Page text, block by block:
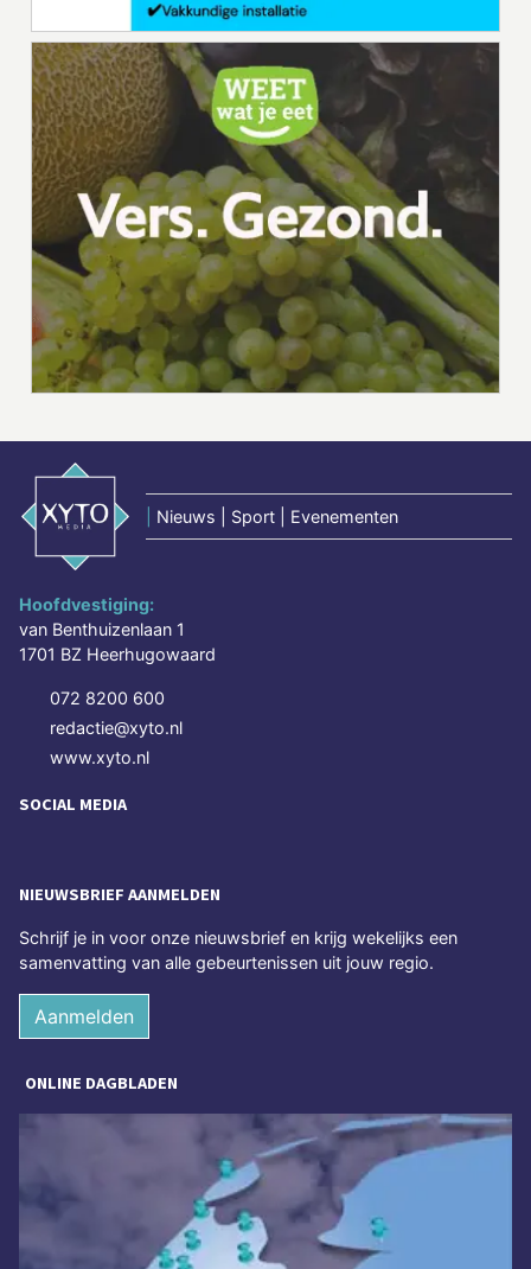
Nieuws | Sport | Evenementen
Hoofdvestiging:
van Benthuizenlaan 1
1701 BZ Heerhugowaard
072 8200 600
redactie@xyto.nl
www.xyto.nl
SOCIAL MEDIA
NIEUWSBRIEF AANMELDEN
Schrijf je in voor onze nieuwsbrief en krijg wekelijks een
samenvatting van alle gebeurtenissen uit jouw regio.
Aanmelden
ONLINE DAGBLADEN